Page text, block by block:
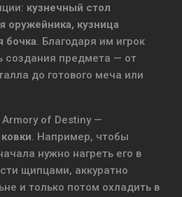
кузнечный стол
оружейника, кузница
бочка. Благодаря им игрок
создания предмета — от
до готового меча или
of Destiny —
. Например, чтобы
нужно нагреть его в
щипцами, аккуратно
и только потом охладить в